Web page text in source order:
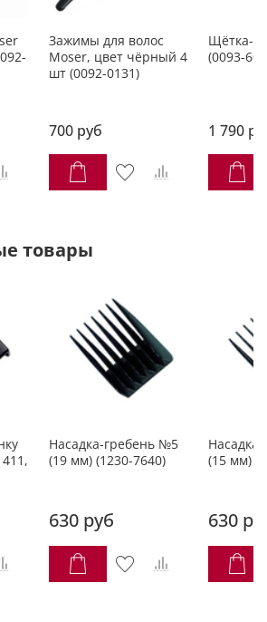
Зажимы для волос
Moser, цвет чёрный 4
шт (0092-0131)
700 руб
Щётка-
(0093-
1 790
товары
Насадка-гребень №5
(19 мм) (1230-7640)
630 руб
(15 мм)
630